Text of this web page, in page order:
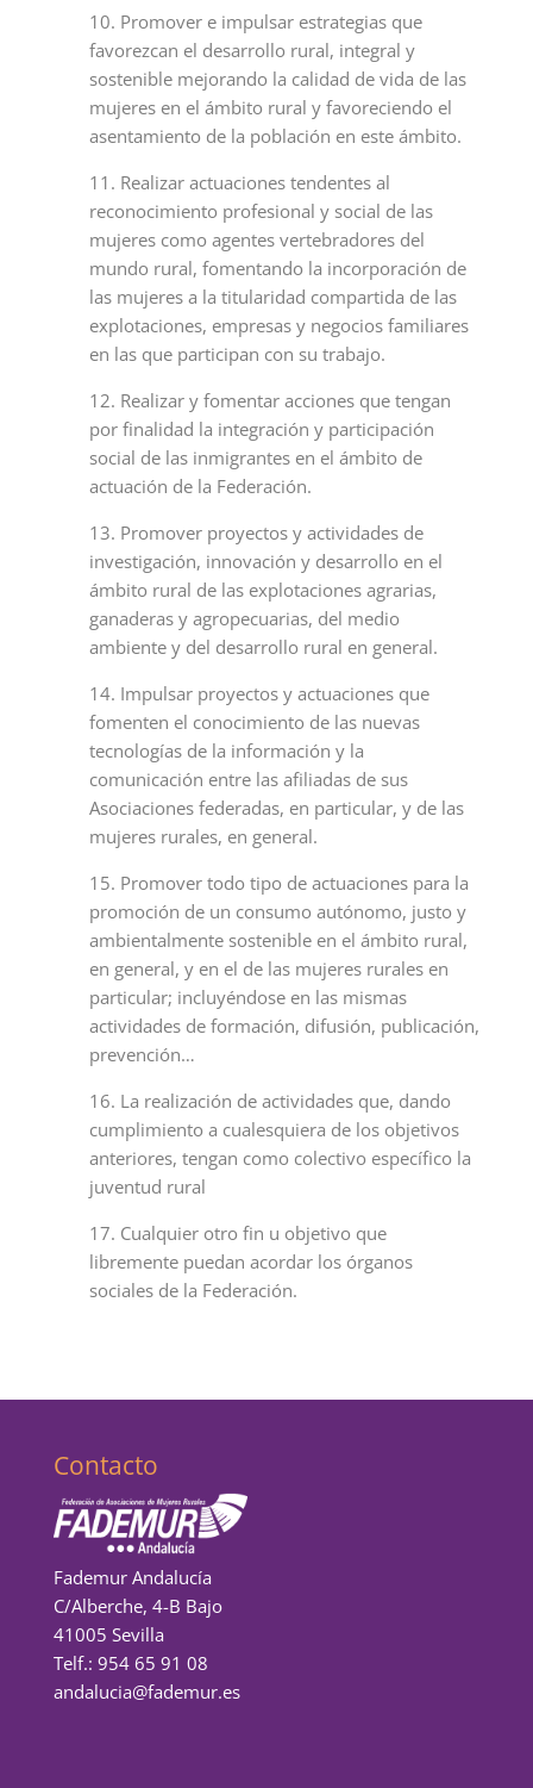
10. Promover e impulsar estrategias que
favorezcan el desarrollo rural, integral y
sostenible mejorando la calidad de vida de las
mujeres en el ámbito rural y favoreciendo el
asentamiento de la población en este ámbito.
11. Realizar actuaciones tendentes al
reconocimiento profesional y social de las
mujeres como agentes vertebradores del
mundo rural, fomentando la incorporación de
las mujeres a la titularidad compartida de las
explotaciones, empresas y negocios familiares
en las que participan con su trabajo.
12. Realizar y fomentar acciones que tengan
por finalidad la integración y participación
social de las inmigrantes en el ámbito de
actuación de la Federación.
13. Promover proyectos y actividades de
investigación, innovación y desarrollo en el
ámbito rural de las explotaciones agrarias,
ganaderas y agropecuarias, del medio
ambiente y del desarrollo rural en general.
14. Impulsar proyectos y actuaciones que
fomenten el conocimiento de las nuevas
tecnologías de la información y la
comunicación entre las afiliadas de sus
Asociaciones federadas, en particular, y de las
mujeres rurales, en general.
15. Promover todo tipo de actuaciones para la
promoción de un consumo autónomo, justo y
ambientalmente sostenible en el ámbito rural,
en general, y en el de las mujeres rurales en
particular; incluyéndose en las mismas
actividades de formación, difusión, publicación,
prevención…
16. La realización de actividades que, dando
cumplimiento a cualesquiera de los objetivos
anteriores, tengan como colectivo específico la
juventud rural
17. Cualquier otro fin u objetivo que
libremente puedan acordar los órganos
sociales de la Federación.
Contacto
Fademur Andalucía
C/Alberche, 4-B Bajo
41005 Sevilla
Telf.: 954 65 91 08
andalucia@fademur.es